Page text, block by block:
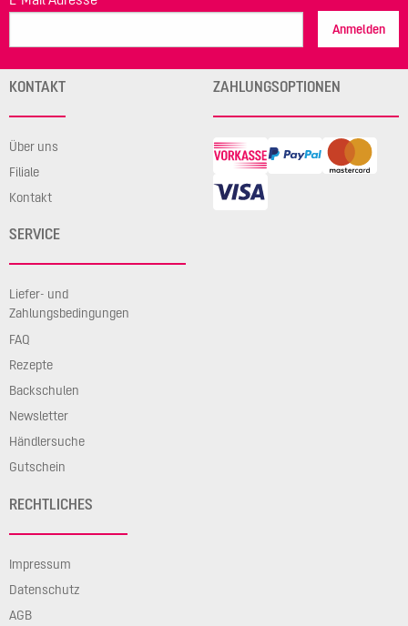
Anmelden
KONTAKT
Über uns
Filiale
Kontakt
SERVICE
Liefer- und
Zahlungsbedingungen
FAQ
Rezepte
Backschulen
Newsletter
Händlersuche
Gutschein
RECHTLICHES
Impressum
Datenschutz
AGB
ZAHLUNGSOPTIONEN